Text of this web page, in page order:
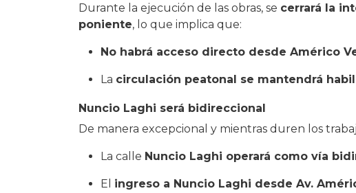
Durante la ejecución de las obras, se cerrará la
poniente, lo que implica que:
No habrá acceso directo desde Américo
La circulación peatonal se mantendrá
Nuncio Laghi será bidireccional
De manera excepcional y mientras duren los
La calle Nuncio Laghi operará como vía
El ingreso a Nuncio Laghi desde Av.